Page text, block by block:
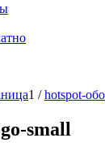
1 / hotspot-
small